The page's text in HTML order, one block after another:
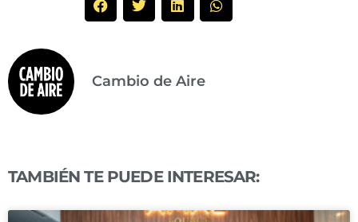
Cambio de Aire
TAMBIÉN TE PUEDE INTERESAR: